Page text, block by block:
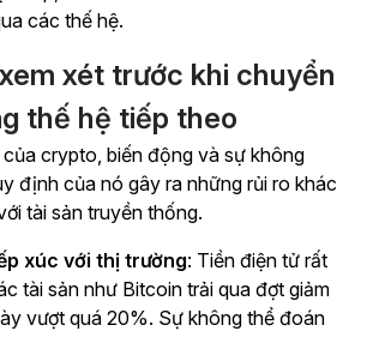
các thế hệ.
xét trước khi chuyển
thế hệ tiếp theo
crypto, biến động và sự không
định của nó gây ra những rủi ro khác
tài sản truyền thống.
xúc với thị trường: Tiền điện tử rất
tài sản như Bitcoin trải qua đợt giảm
vượt quá 20%. Sự không thể đoán